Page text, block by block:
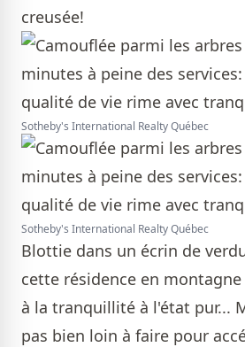
creusée!
Sotheby's International Realty Québec
Sotheby's International Realty Québec
Blottie dans un écrin de
cette résidence en
à la tranquillité à l'état pur...
pas bien loin à faire pour